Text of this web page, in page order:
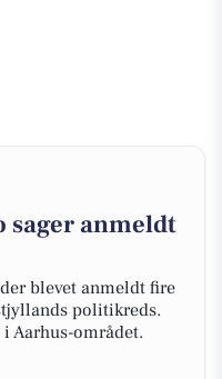
sager anmeldt
blevet anmeldt fire
politikreds.
Aarhus-området.